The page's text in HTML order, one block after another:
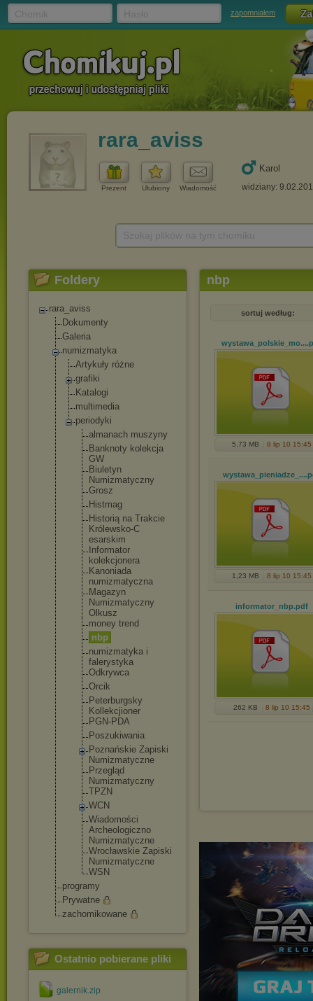
zapomniałem
rara_aviss
Prezent Ulubiony Wiadomość
Karol
widziany:
Foldery
rara_aviss
Dokumenty
Galeria
numizmatyka
Artykuły różne
grafiki
Katalogi
multimedia
periodyki
almanach muszyny
Banknoty kolekcja
GW
Biuletyn
Numizmatyczny
Grosz
Histmag
Historią na Trakcie
Królewsko-C
esarskim
Informator
kolekcjonera
Kanoniada
numizmatyczna
Magazyn
Numizmatyczny
Olkusz
money trend
nbp
numizmatyka i
falerystyka
Odkrywca
Orcik
Peterburgsky
Kollekcjioner
PGN-PDA
Poszukiwania
Poznańskie Zapiski
Numizmatyczne
Przegląd
Numizmatyczny
TPZN
WCN
Wiadomości
Archeologiczno
Numizmatyczne
Wrocławskie Zapiski
Numizmatyczne
WSN
programy
Prywatne
zachomikowane
Ostatnio pobierane pliki
galernik.zip
nbp
sortuj według:
wystawa_polskie_mo...
5,73 MB 8 lip 10 15:45
wystawa_pieniadze_...
1,23 MB 8 lip 10 15:45
informator_nbp.pdf
262 KB 8 lip 10 15:45